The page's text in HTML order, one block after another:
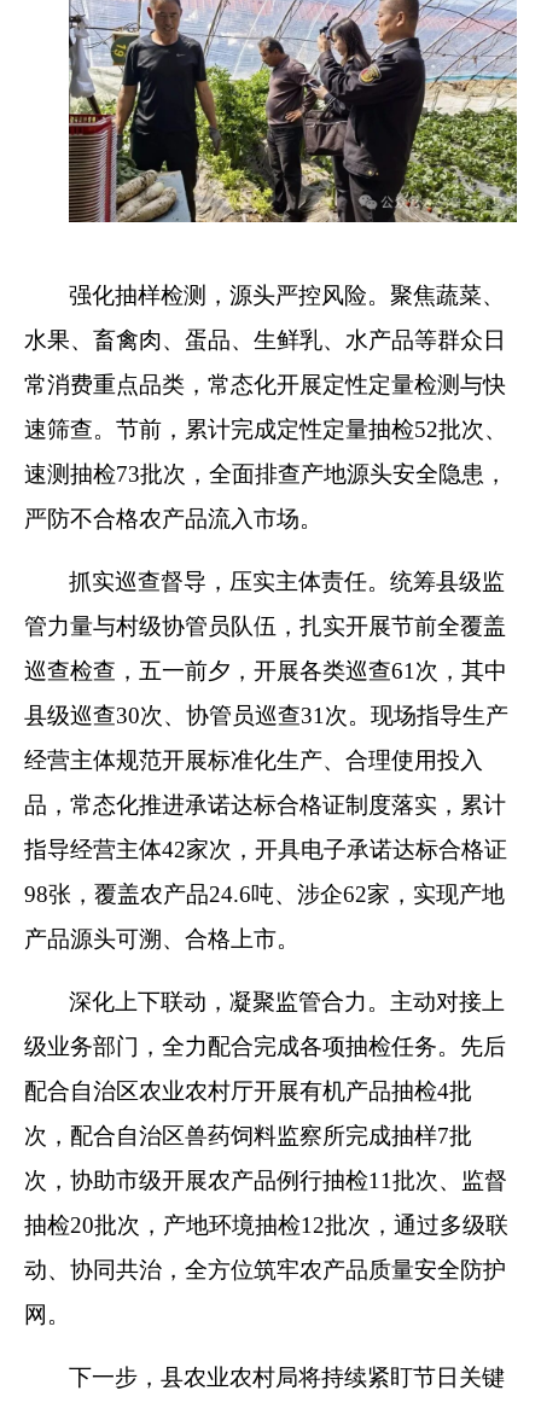
强化抽样检测，源头严控风险。聚焦蔬菜、
水果、畜禽肉、蛋品、生鲜乳、水产品等群众日
常消费重点品类，常态化开展定性定量检测与快
速筛查。节前，累计完成定性定量抽检52批次、
速测抽检73批次，全面排查产地源头安全隐患，
严防不合格农产品流入市场。
抓实巡查督导，压实主体责任。统筹县级监
管力量与村级协管员队伍，扎实开展节前全覆盖
巡查检查，五一前夕，开展各类巡查61次，其中
县级巡查30次、协管员巡查31次。现场指导生产
经营主体规范开展标准化生产、合理使用投入
品，常态化推进承诺达标合格证制度落实，累计
指导经营主体42家次，开具电子承诺达标合格证
98张，覆盖农产品24.6吨、涉企62家，实现产地
产品源头可溯、合格上市。
深化上下联动，凝聚监管合力。主动对接上
级业务部门，全力配合完成各项抽检任务。先后
配合自治区农业农村厅开展有机产品抽检4批
次，配合自治区兽药饲料监察所完成抽样7批
次，协助市级开展农产品例行抽检11批次、监督
抽检20批次，产地环境抽检12批次，通过多级联
动、协同共治，全方位筑牢农产品质量安全防护
网。
下一步，县农业农村局将持续紧盯节日关键